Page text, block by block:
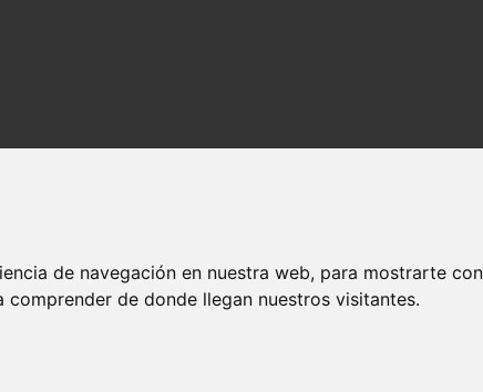
de navegación en nuestra web, para mostrarte
de donde llegan nuestros visitantes.